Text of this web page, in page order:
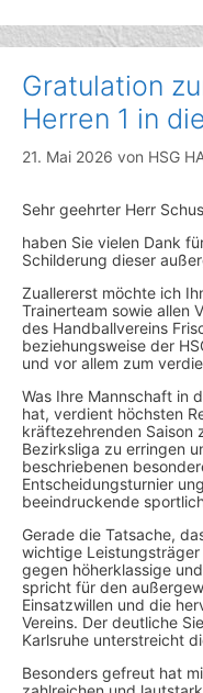
Gratulation
Herren 1 in
21. Mai 2026 von HSG
Sehr geehrter Herr
haben Sie vielen Dank
Schilderung dieser
Zuallererst möchte ich
Trainerteam sowie allen
des Handballvereins
beziehungsweise der
und vor allem zum
Was Ihre Mannschaft in
hat, verdient höchsten
kräftezehrenden Saison
Bezirksliga zu erringen
beschriebenen
Entscheidungsturnier
beeindruckende
Gerade die Tatsache,
wichtige
gegen höherklassige
spricht für den
Einsatzwillen und die
Vereins. Der deutliche
Karlsruhe unterstreicht
Besonders gefreut hat